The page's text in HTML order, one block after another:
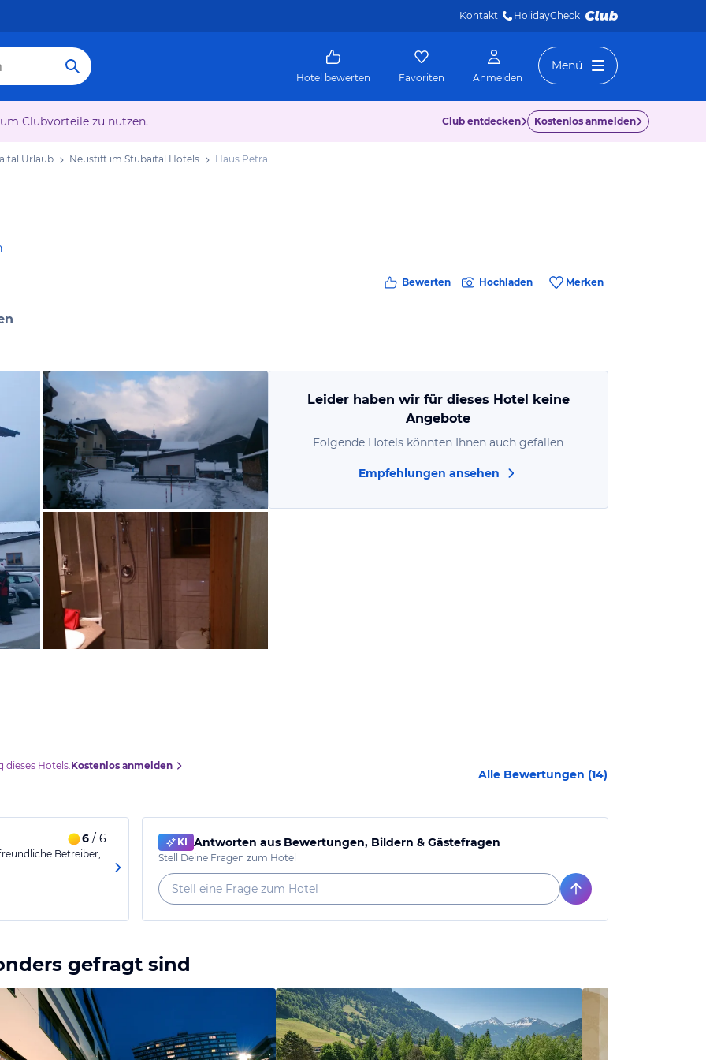
Kontakt HolidayCheck
Hotel bewerten Favoriten Anmelden
Menü
Clubvorteile zu nutzen. Club entdecken Kostenlos anmelden
Urlaub Neustift im Stubaital Hotels Haus Petra
Bewerten Hochladen Merken
von Holger, Dezember 2014
Leider haben wir für dieses Hotel keine
Angebote
Folgende Hotels könnten Ihnen auch gefallen
Empfehlungen ansehen
dieses Hotels.Kostenlos anmelden
Alle Bewertungen (14)
6 / 6
Betreiber,
KI Antworten aus Bewertungen, Bildern & Gästefragen
Stell Deine Fragen zum Hotel
gefragt sind